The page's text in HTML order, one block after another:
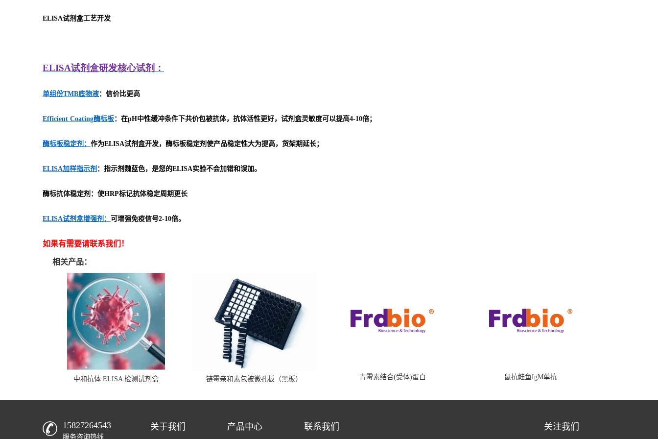
ELISA试剂盒工艺开发
ELISA试剂盒研发核心试剂：
单组份TMB底物液：信价比更高
Efficient Coating酶标板：在pH中性缓冲条件下共价包被抗体，抗体活性更好，试剂盒灵敏度可以提高4-10倍；
酶标板稳定剂： 作为ELISA试剂盒开发，酶标板稳定剂使产品稳定性大为提高，货架期延长；
ELISA加样指示剂 ：指示剂魏蓝色，是您的ELISA实验不会加错和误加。
酶标抗体稳定剂：使HRP标记抗体稳定周期更长
ELISA试剂盒增强剂： 可增强免疫信号2-10倍。
如果有需要请联系我们！
相关产品：
中和抗体 ELISA 检测试剂盒 链霉亲和素包被微孔板（黑板） 青霉素结合(受体)蛋白 鼠抗鲑鱼IgM单抗
15827264543
服务咨询热线
关于我们 产品中心 联系我们 关注我们